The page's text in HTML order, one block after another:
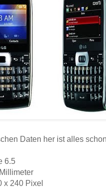
Daten her ist alles
6.5
x 240 Pixel